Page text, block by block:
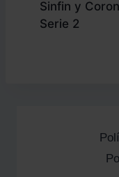
Sinfin y
Serie 2